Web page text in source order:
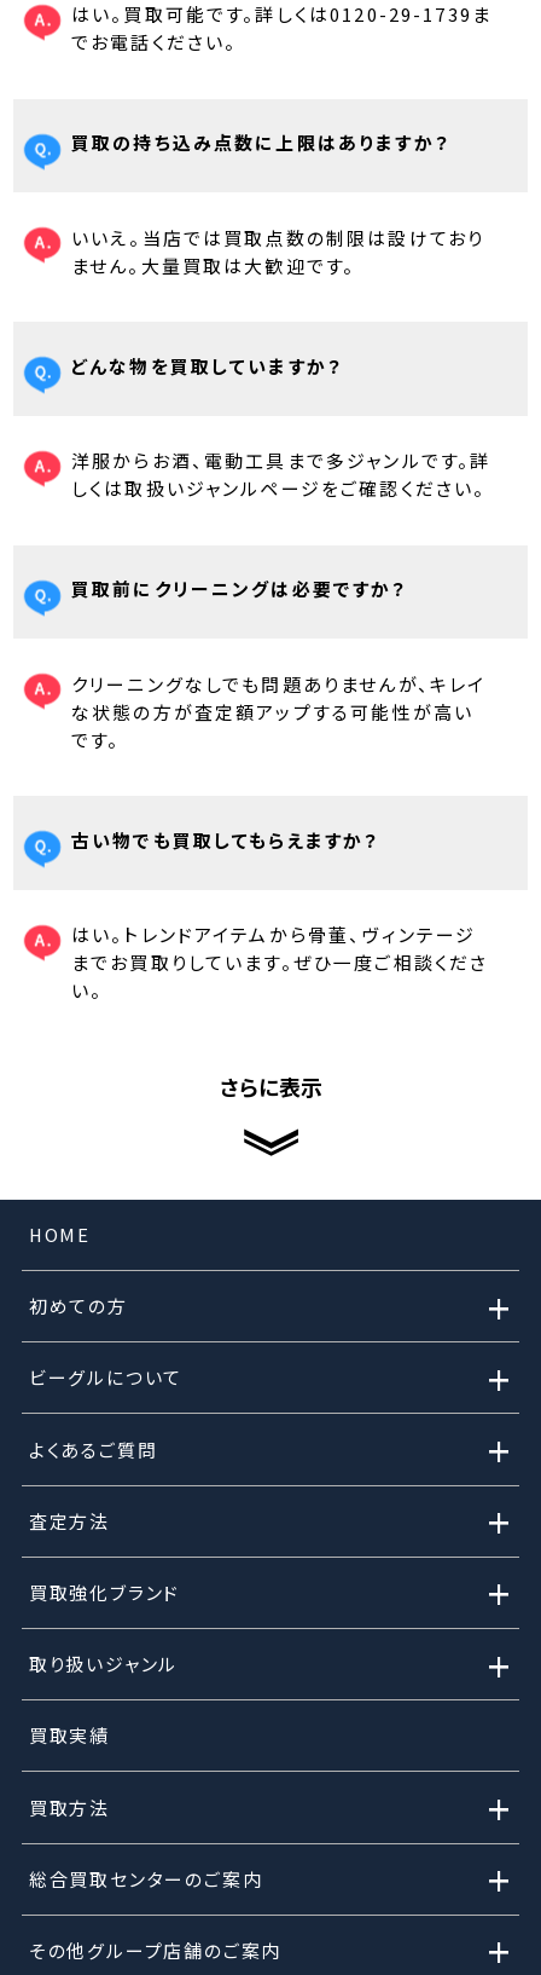
はい。買取可能です。詳しくは0120-29-1739ま
でお電話ください。
買取の持ち込み点数に上限はありますか？
いいえ。当店では買取点数の制限は設けており
ません。大量買取は大歓迎です。
どんな物を買取していますか？
洋服からお酒、電動工具まで多ジャンルです。詳
しくは取扱いジャンルページをご確認ください。
買取前にクリーニングは必要ですか？
クリーニングなしでも問題ありませんが、キレイ
な状態の方が査定額アップする可能性が高い
です。
古い物でも買取してもらえますか？
はい。トレンドアイテムから骨董、ヴィンテージ
までお買取りしています。ぜひ一度ご相談くださ
い。
さらに表示
HOME
初めての方 +
ビーグルについて +
よくあるご質問 +
査定方法 +
買取強化ブランド +
取り扱いジャンル +
買取実績
買取方法 +
総合買取センターのご案内 +
その他グループ店舗のご案内 +